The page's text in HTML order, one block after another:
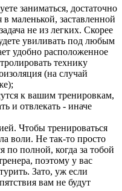
заниматься, достаточно
в маленькой, заставленной
не из легких. Скорее
увиливать под любым
удобно расположенное
технику
(на случай
к вашим тренировкам,
и отвлекать - иначе
Чтобы тренироваться
воли. Не так-то просто
по полной, когда за тобой
поэтому у вас
Зато, уж если
вам не будут